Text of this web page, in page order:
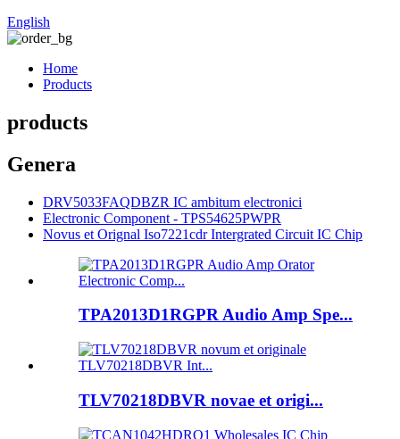
English
Home
Products
products
Genera
DRV5033FAQDBZR IC ambitum electronici
Electronic Component - TPS54625PWPR
Novus et Orignal Iso7221cdr Intergrated Circuit IC Chip
TPA2013D1RGPR Audio Amp Spe...
TLV70218DBVR novae et origi...